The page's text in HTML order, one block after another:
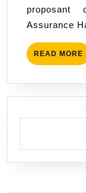
Assurance
READ MORE